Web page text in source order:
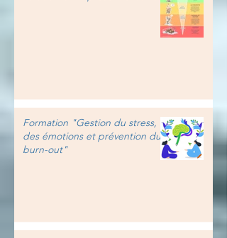
Formation "Gestion du stress,
des émotions et prévention du
burn-out"